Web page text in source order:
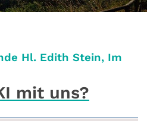
Hl. Edith Stein, Im
mit uns?